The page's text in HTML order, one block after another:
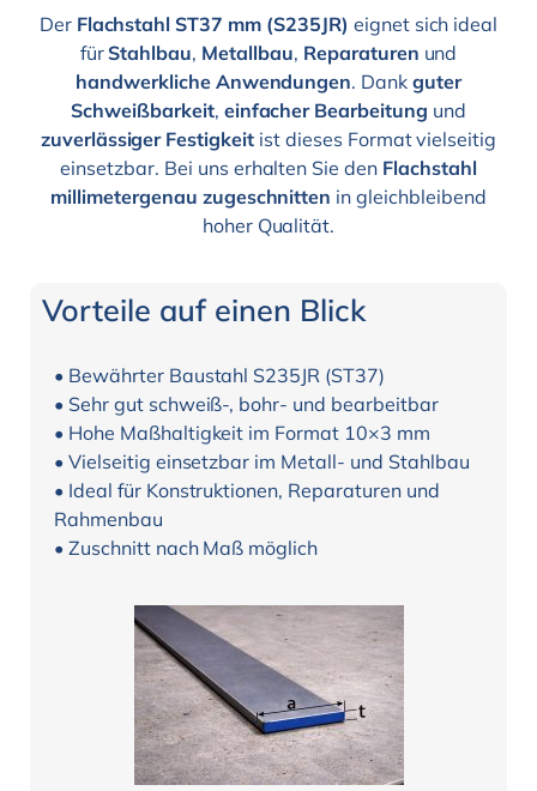
Der Flachstahl ST37 mm (S235JR) eignet sich ideal
fürStahlbau, Metallbau, Reparaturen und
handwerkliche Anwendungen. Dankguter
Schweißbarkeit, einfacher Bearbeitung und
zuverlässiger Festigkeit ist dieses Format vielseitig
einsetzbar. Bei uns erhalten Sie den Flachstahl
millimetergenau zugeschnitten in gleichbleibend
hoher Qualität.
Vorteile auf einen Blick
• Bewährter Baustahl S235JR (ST37)
• Sehr gut schweiß-, bohr- und bearbeitbar
• Hohe Maßhaltigkeit im Format 10×3 mm
• Vielseitig einsetzbar im Metall- und Stahlbau
• Ideal für Konstruktionen, Reparaturen und
Rahmenbau
• Zuschnitt nach Maß möglich